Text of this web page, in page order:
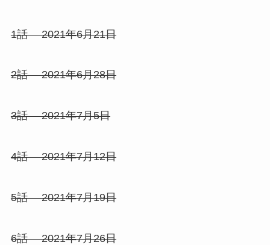
1話 2021年6月21日
2話 2021年6月28日
3話 2021年7月5日
4話 2021年7月12日
5話 2021年7月19日
6話 2021年7月26日